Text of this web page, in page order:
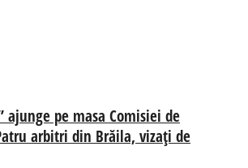
ajunge pe masa Comisiei de
arbitri din Brăila, vizați de